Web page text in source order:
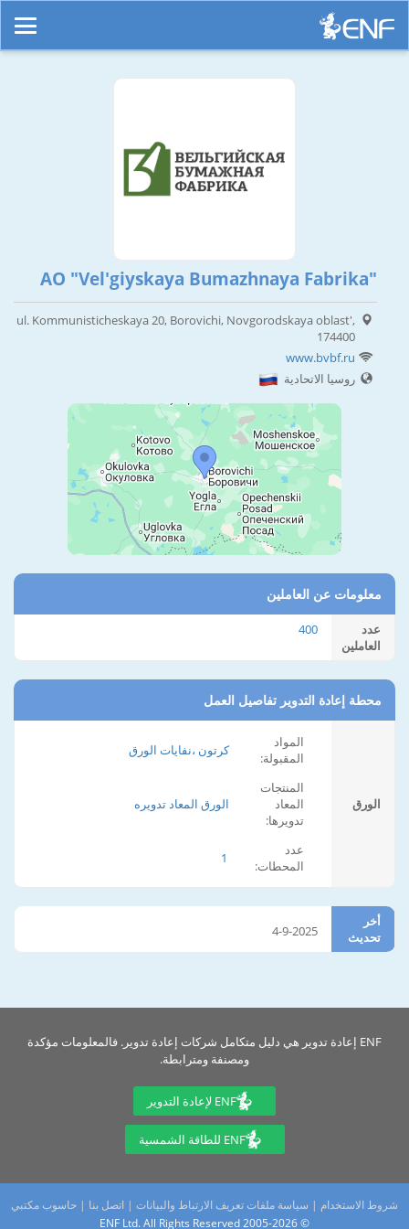
AO "Vel'giyskaya Bumazhnaya Fabrika"
ul. Kommunisticheskaya 20, Borovichi, Novgorodskaya oblast',
174400
www.bvbf.ru
روسيا الاتحادية
معلومات عن العاملين
عدد
العاملين
400
محطة إعادة التدوير تفاصيل العمل
الورق
المواد
المقبولة:
كرتون ،نفايات الورق
المنتجات
المعاد
تدويرها:
الورق المعاد تدويره
عدد
المحطات:
1
أخر
تحديث
4-9-2025
ENF إعادة تدوير هي دليل متكامل شركات إعادة تدوير. فالمعلومات مؤكدة
ومصنفة ومترابطة.
ENF لإعادة التدوير
ENF للطاقة الشمسية
شروط الاستخدام | سياسة ملفات تعريف الارتباط والبيانات | اتصل بنا | حاسوب مكتبي
© 2005-2026 ENF Ltd. All Rights Reserved